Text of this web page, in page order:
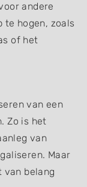
andere
te hogen, zoals
of het
van een
Zo is het
van
Maar
van belang